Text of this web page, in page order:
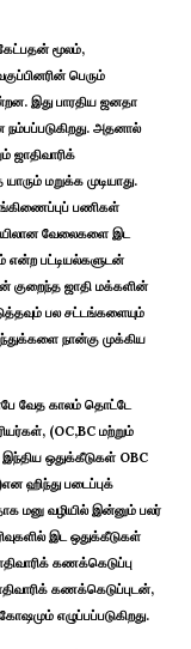
மூலம்,
பெரும்
இது பாரதிய ஜனதா
நம்பப்படுகிறது. அதனால்
ஜாதிவாரிக்
மறுக்க முடியாது.
பணிகள்
வேலைகளை இட
என்ற பட்டியல்களுடன்
குறைந்த ஜாதி மக்களின்
பல சட்டங்களையும்
நான்கு முக்கிய
வேத காலம் தொட்டே
(OC,BC மற்றும்
ஒதுக்கீடுகள் OBC
ஹிந்து படைப்புக்
மனு வழியில் இன்னும் பலர்
இட ஒதுக்கீடுகள்
கணக்கெடுப்பு
கணக்கெடுப்புடன்,
எழுப்பப்படுகிறது.